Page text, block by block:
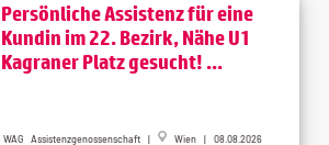
Persönliche Assistenz für eine
Kundin im 22. Bezirk, Nähe U1
Kagraner Platz gesucht! ...
WAG Assistenzgenossenschaft | Wien | 08.08.2026